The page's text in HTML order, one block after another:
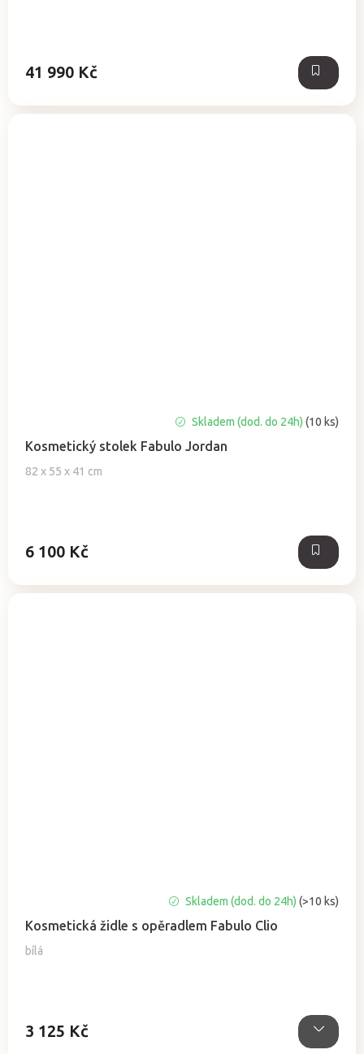
41 990 Kč
Kosmetický stolek Fabulo Jordan
82 x 55 x 41 cm
Skladem (dod. do 24h) (10 ks)
6 100 Kč
Kosmetická židle s opěradlem Fabulo Clio
bílá
hodnocení
produktu
je
Skladem (dod. do 24h)(>10 ks)
3 125 Kč